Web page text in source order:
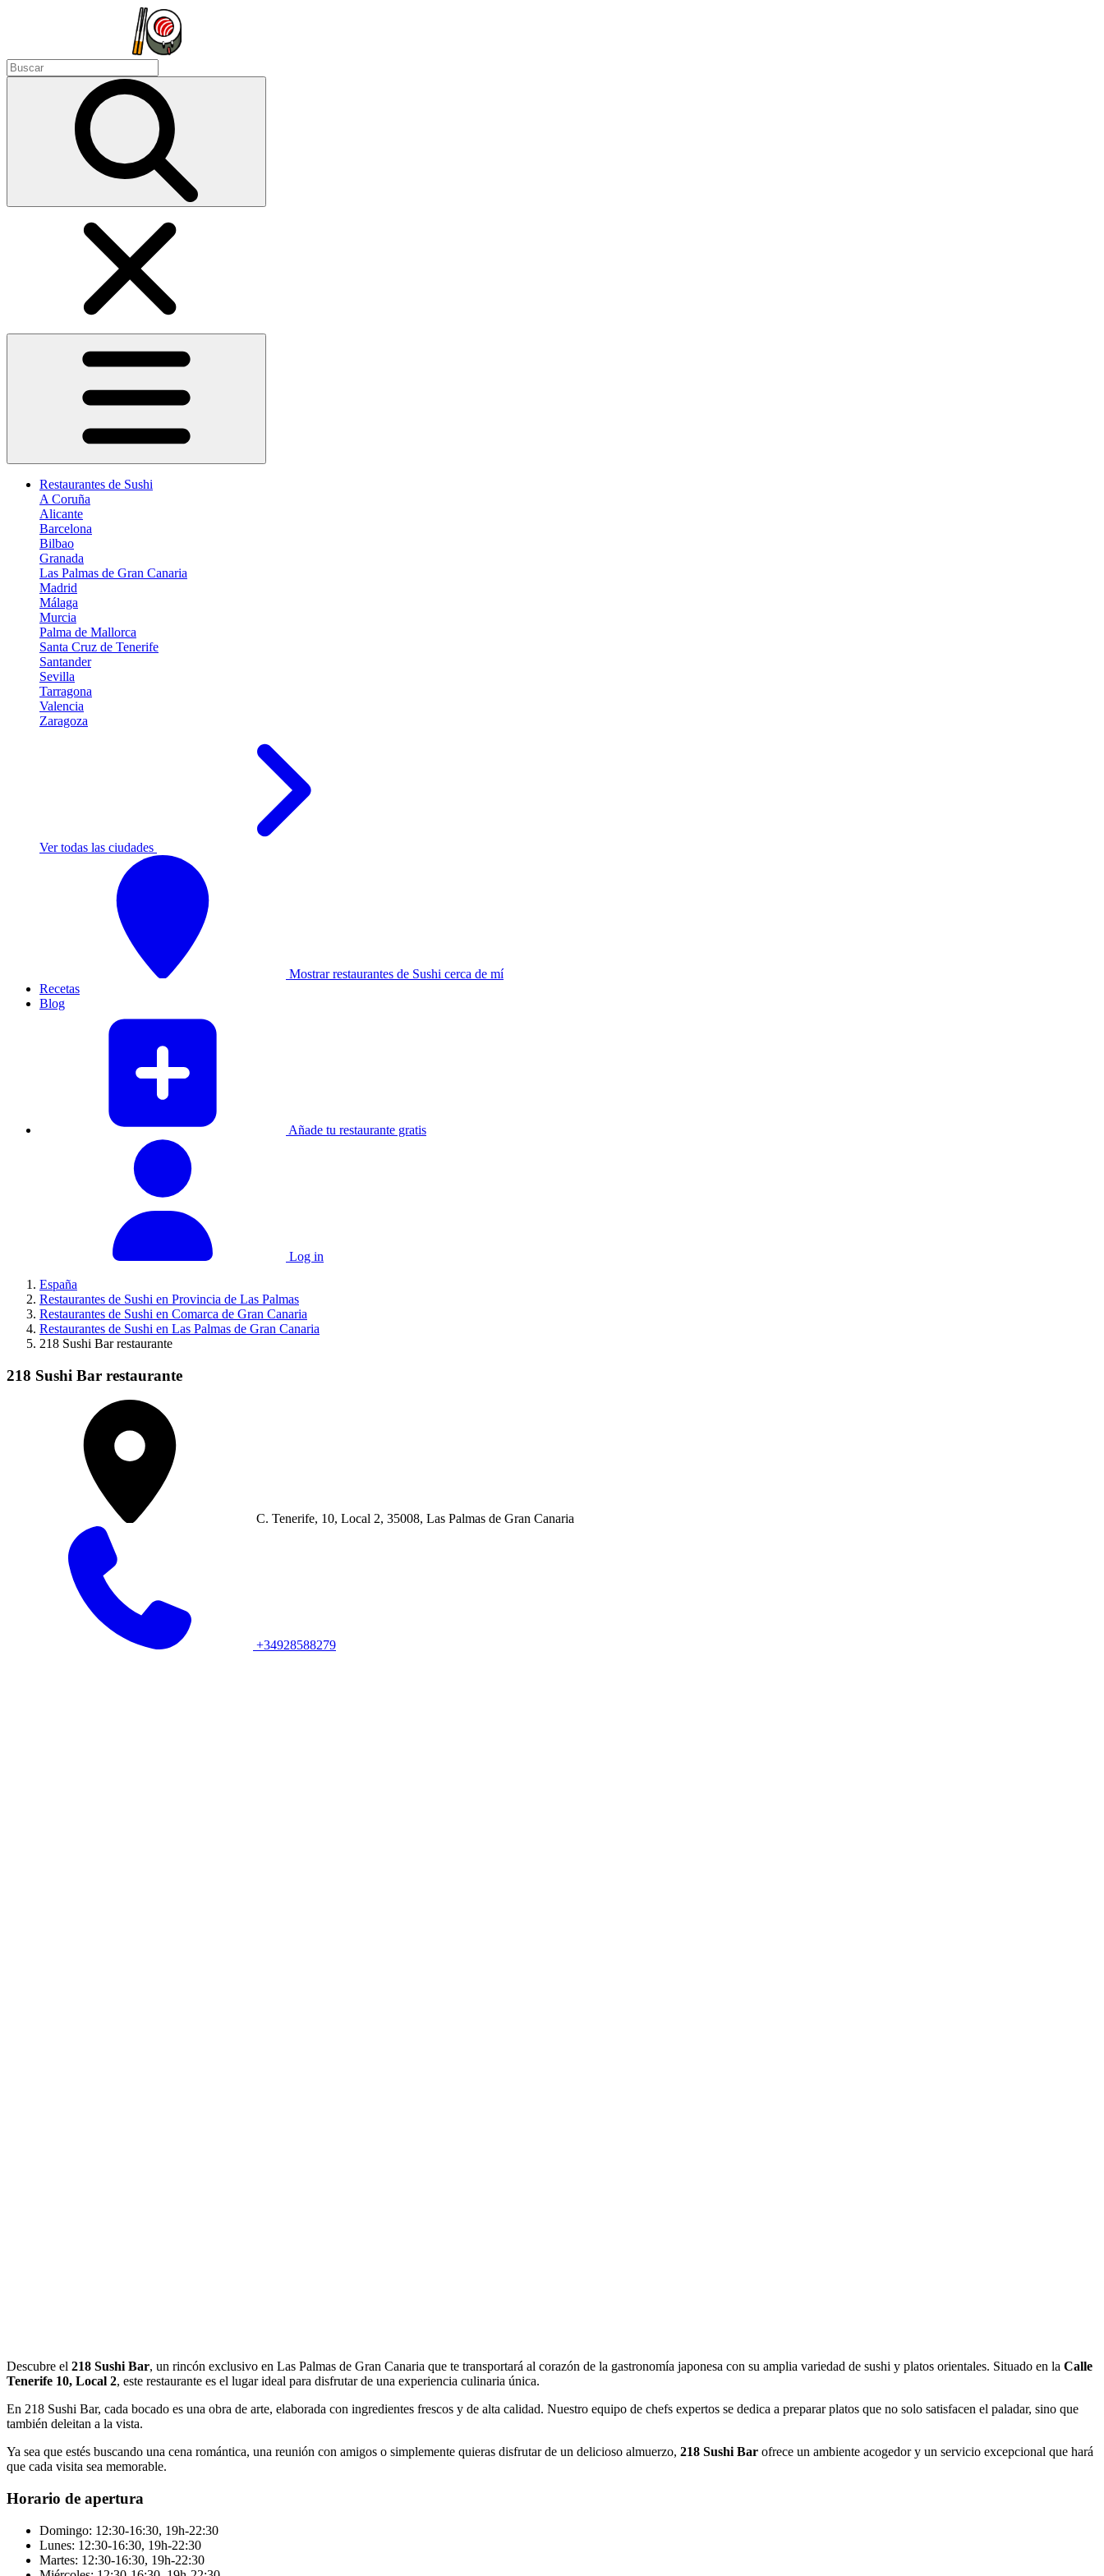
Restaurantes de Sushi
A Coruña
Alicante
Barcelona
Bilbao
Granada
Las Palmas de Gran Canaria
Madrid
Málaga
Murcia
Palma de Mallorca
Santa Cruz de Tenerife
Santander
Sevilla
Tarragona
Valencia
Zaragoza
Ver todas las ciudades
Mostrar restaurantes de Sushi cerca de mí
Recetas
Blog
Añade tu restaurante gratis
Log in
España
Restaurantes de Sushi en Provincia de Las Palmas
Restaurantes de Sushi en Comarca de Gran Canaria
Restaurantes de Sushi en Las Palmas de Gran Canaria
218 Sushi Bar restaurante
218 Sushi Bar restaurante
C. Tenerife, 10, Local 2, 35008, Las Palmas de Gran Canaria
+34928588279
Descubre el 218 Sushi Bar, un rincón exclusivo en Las Palmas de Gran Canaria que te transportará al corazón de la gastronomía japonesa con su amplia variedad de sushi y platos orientales. Situado en la Calle
Tenerife 10, Local 2, este restaurante es el lugar ideal para disfrutar de una experiencia culinaria única.
En 218 Sushi Bar, cada bocado es una obra de arte, elaborada con ingredientes frescos y de alta calidad. Nuestro equipo de chefs expertos se dedica a preparar platos que no solo satisfacen el paladar, sino que
también deleitan a la vista.
Ya sea que estés buscando una cena romántica, una reunión con amigos o simplemente quieras disfrutar de un delicioso almuerzo, 218 Sushi Bar ofrece un ambiente acogedor y un servicio excepcional que hará
que cada visita sea memorable.
Horario de apertura
Domingo: 12:30-16:30, 19h-22:30
Lunes: 12:30-16:30, 19h-22:30
Martes: 12:30-16:30, 19h-22:30